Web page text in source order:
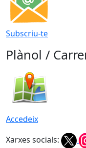
Subscriu-te
Plànol /
Accedeix
Xarxes socials: